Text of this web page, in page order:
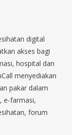
Novena,
Lebar,
Tampines, Toa
Thomson, Tuas,
Upper Thomson,
digital
akses bagi
hospital dan
menyediakan
pakar dalam
e-farmasi,
forum